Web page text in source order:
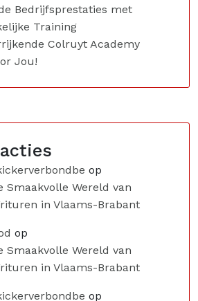
Bedrijfsprestaties met
Training
Colruyt Academy
Jou!
op
Smaakvolle Wereld van
in Vlaams-Brabant
op
Smaakvolle Wereld van
in Vlaams-Brabant
op